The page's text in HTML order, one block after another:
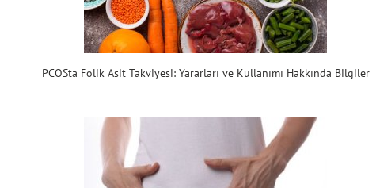
PCOSta Folik Asit Takviyesi: Yararları ve Kullanımı Hakkında Bilgiler